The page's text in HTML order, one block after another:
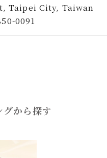
Taipei City, Taiwan
0091
から探す